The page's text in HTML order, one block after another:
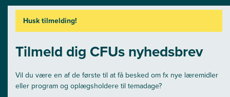
Husk tilmelding!
Tilmeld dig CFUs nyhedsbrev
Vil du være en af de første til at få besked om fx nye læremidler
eller program og oplægsholdere til temadage?